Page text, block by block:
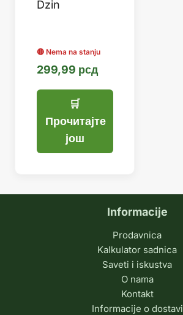
Dzin
299,99 рсд
Прочитајте
још
Informacije
Prodavnica
Kalkulator sadnica
Saveti i iskustva
O nama
Kontakt
Informacije o dostavi